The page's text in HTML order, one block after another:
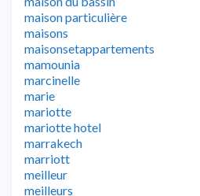
maison particulière
maisons
maisonsetappartements
mamounia
marcinelle
marie
mariotte
mariotte hotel
marrakech
marriott
meilleur
meilleurs